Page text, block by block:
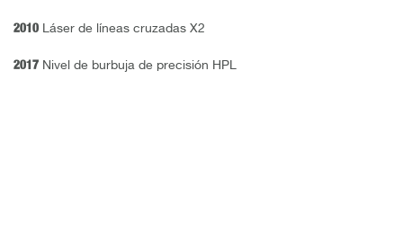
2010 Láser de líneas cruzadas X2
2017 Nivel de burbuja de precisión HPL